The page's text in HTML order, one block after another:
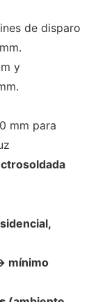
de disparo
y
mm para
mínimo